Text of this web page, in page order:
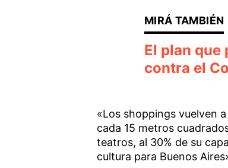
El plan que
contra el
«Los shoppings vuelven
cada 15 metros
teatros, al 30% de su
cultura para Buenos